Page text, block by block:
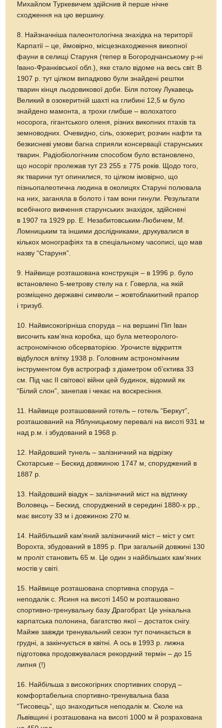
Михайлом Туркевичем здійснив й перше нічне
сходження на цю вершину.
8. Найзначніша палеонтологічна знахідка на території
Карпатії – це, ймовірно, місцезнаходження викопної
фауни в селищі Старуня (тепер в Богородчанському р-ні
Івано-Франківської обл.), яке стало відоме на весь світ. В
1907 р. тут цілком випадково були знайдені рештки
тварин кінця льодовикової доби. Біля потоку Лукавець
Великий в озокеритній шахті на глибині 12,5 м було
знайдено мамонта, а трохи глибше – волохатого
носорога, гігантського оленя, різних викопних птахів та
земноводних. Очевидно, сіль, озокерит, розчин нафти та
безкисневі умови багна сприяли консервації старунських
тварин. Радіобіологічним способом було встановлено,
що носоріг пролежав тут 23 255 ± 775 років. Щодо того,
як тварини тут опинилися, то цілком імовірно, що
пізньопалеотична людина в околицях Старуні полювала
на них, заганяла в болото і там вони гинули. Результати
всебічного вивчення старунських знахідок, здійснені
в 1907 та 1929 рр. Е. Незабитовським-Любичем, М.
Ломницьким та іншими дослідниками, друкувалися в
кількох монографіях та в спеціальному часописі, що мав
назву “Старуня”.
9. Найвище розташована конструкція – в 1996 р. було
встановлено 5-метрову стелу на г. Говерла, на якій
розміщено державні символи – жовтоблакитний прапор
і тризуб.
10. Найвисокогірніша споруда – на вершині Піп Іван
височить кам’яна коробка, що була метеоролого-
астрономічною обсерваторією. Урочисте відкриття
відбулося влітку 1938 р. Головним астрономічним
інструментом був астрограф з діаметром об’єктива 33
см. Під час ІІ світової війни цей будинок, відомий як
“Білий слон”, занепав і чекає на воскресіння.
11. Найвище розташований готель – готель “Беркут”,
розташований на Яблуницькому перевалі на висоті 931 м
над р.м. і збудований в 1968 р.
12. Найдовший тунель – залізничний на відрізку
Скотарське – Бескид довжиною 1747 м, споруджений в
1887 р.
13. Найдовший віадук – залізничний міст на відтинку
Воловець – Бескид, споруджений в середині 1880-х рр.,
має висоту 33 м і довжиною 270 м.
14. Найбільший кам’яний залізничний міст – міст у смт.
Ворохта, збудований в 1895 р. При загальній довжині 130
м проліт становить 65 м. Це один з найбільших кам’яних
мостів у світі.
15. Найвище розташована спортивна споруда –
неподалік с. Ясиня на висоті 1450 м розташовано
спортивно-тренувальну базу Драгобрат. Це унікальна
карпатська полонина, багатство якої – достаток снігу.
Майже завжди тренувальний сезон тут починається в
грудні, а закінчується в квітні. А ось в 1993 р. лижна
підготовка продовжувалася рекордний термін – до 15
липня (!)
16. Найбільша з високогірних спортивних споруд –
комфортабельна спортивно-тренувальна база
“Тисовець”, що знаходиться неподалік м. Сколе на
Львівщині і розташована на висоті 1000 м й розрахована